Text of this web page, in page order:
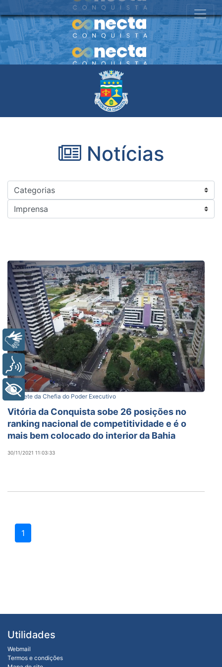
Notícias
Gabinete da Chefia do Poder Executivo
Vitória da Conquista sobe 26 posições no
ranking nacional de competitividade e é o
mais bem colocado do interior da Bahia
30/11/2021 11:03:33
1
Utilidades
Webmail
Termos e condições
Libras
Voz
+ Acessibilidade